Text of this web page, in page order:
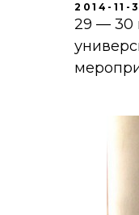
2014-11-
29 — 30